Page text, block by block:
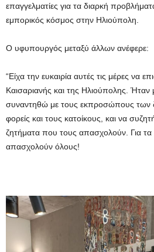
επαγγελματίες για τα διαρκή
εμπορικός κόσμος στην Ηλιούπολη.
Ο υφυπουργός μεταξύ άλλων ανέφερε:
“Είχα την ευκαιρία αυτές τις μέρες να
Καισαριανής και της Ηλιούπολης. Ήταν
συναντηθώ με τους εκπροσώπους των
φορείς και τους κατοίκους, και να
ζητήματα που τους απασχολούν. Για
απασχολούν όλους!